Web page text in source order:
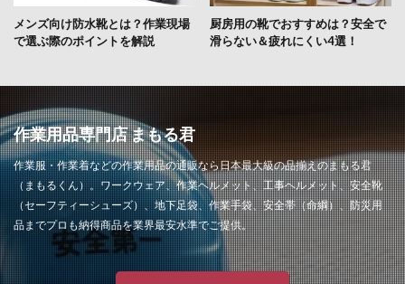
メンズ向け防水靴とは？作業現場
で選ぶ際のポイントを解説
厨房用の靴でおすすめは？安全で
滑らない＆疲れにくい4選！
作業用品専門店 まもる君
作業服・作業着などの作業用品の通販なら日本最大級の品揃えのまもる君
（まもるくん）。ワークウェア、作業ヘルメット、工事ヘルメット、安全靴
（セーフティーシューズ）、地下足袋、作業手袋、安全帯（命綱）、防災用
品までプロも納得商品を業界最安水準でご提供。